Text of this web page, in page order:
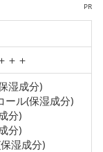
PR
＋＋
湿成分)
ール(保湿成分)
分)
分)
湿成分)